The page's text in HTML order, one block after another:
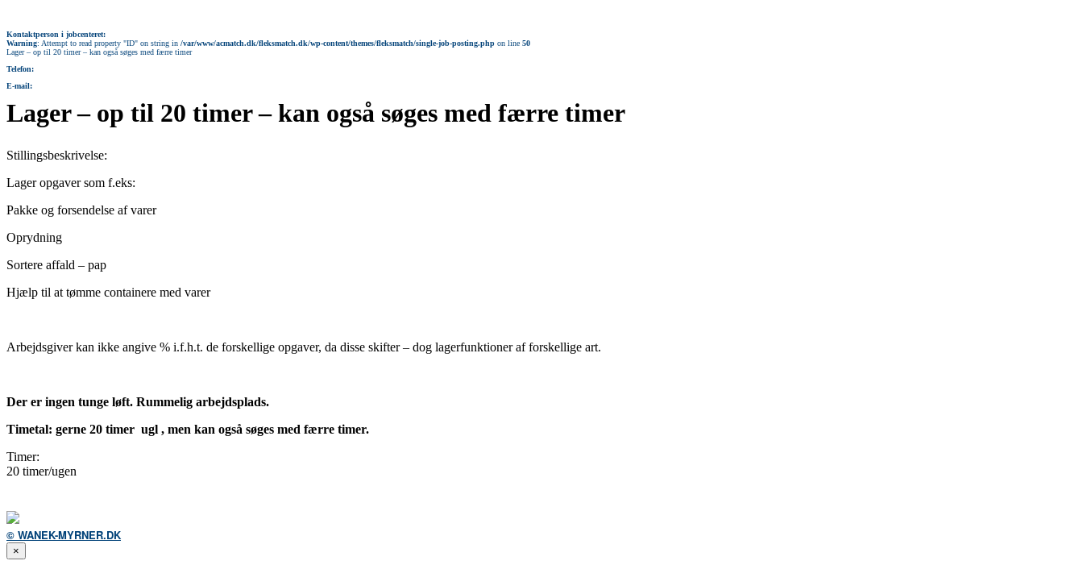
Kontaktperson i jobcenteret:
Warning: Attempt to read property "ID" on string in /var/www/acmatch.dk/fleksmatch.dk/wp-content/themes/fleksmatch/single-job-posting.php on line 50
Lager – op til 20 timer – kan også søges med færre timer
Telefon:
E-mail:
Lager – op til 20 timer – kan også søges med færre timer
Stillingsbeskrivelse:
Lager opgaver som f.eks:
Pakke og forsendelse af varer
Oprydning
Sortere affald – pap
Hjælp til at tømme containere med varer
Arbejdsgiver kan ikke angive % i.f.h.t. de forskellige opgaver, da disse skifter – dog lagerfunktioner af forskellige art.
Der er ingen tunge løft. Rummelig arbejdsplads.
Timetal: gerne 20 timer ugl , men kan også søges med færre timer.
Timer:
20 timer/ugen
© WANEK-MYRNER.DK
×